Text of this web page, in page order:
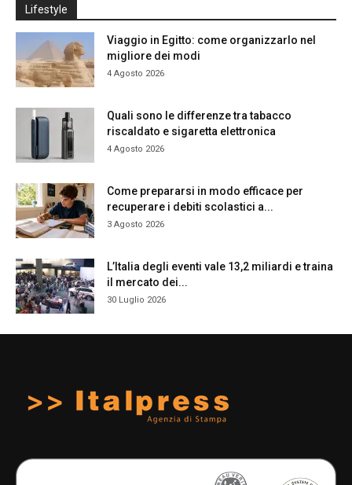
Lifestyle
Viaggio in Egitto: come organizzarlo nel
migliore dei modi
4 Agosto 2026
Quali sono le differenze tra tabacco
riscaldato e sigaretta elettronica
4 Agosto 2026
Come prepararsi in modo efficace per
recuperare i debiti scolastici a...
3 Agosto 2026
L’Italia degli eventi vale 13,2 miliardi e traina
il mercato dei...
30 Luglio 2026